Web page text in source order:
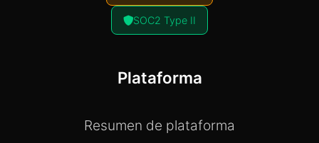
SOC2 Type II
Plataforma
Resumen de plataforma